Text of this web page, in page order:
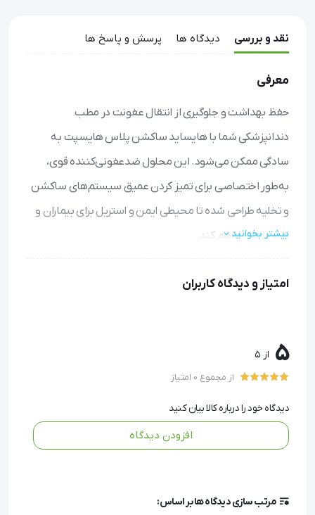
نقد و بررسی دیدگاه ها پرسش و پاسخ ها
معرفی
حفظ بهداشت و جلوگیری از انتقال عفونت در مطب
دندانپزشکی شما با هایساید ساکشن پلاس هایسپت به
سادگی ممکن می‌شود. این محلول ضدعفونی‌کننده قوی،
به‌طور اختصاصی برای تمیز کردن عمیق سیستم‌های ساکشن
و تخلیه طراحی شده تا محیطی ایمن و استریل برای بیماران و
کادر درمان فراهم کند.
باکتری‌ها و قارچ‌ها، خیال شما از پاکیزگی خطوط ساکشن راحت
ذرات بافتی چسبیده به لوله‌ها را تجزیه می‌کند و از گرفتگی
دندانپزشکی، طول عمر دستگاه‌های شما را افزایش می‌دهد.
استفاده آسان: به صورت غلیظ ارائه می‌شود و با نسبت
رقیق‌سازی مناسب، مقرون‌به‌صرفه و اقتصادی است.
بیشتر بخوانید
امتیاز و دیدگاه کاربران
5 از 5
از مجموع 0 امتیاز
دیدگاه خود را درباره کالا بیان کنید
افزودن دیدگاه
مرتب سازی دیدگاه ها بر اساس: